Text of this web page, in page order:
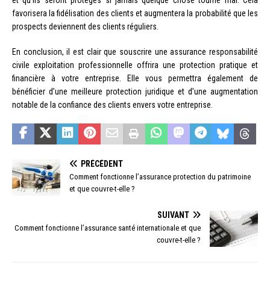
favorisera la fidélisation des clients et augmentera la probabilité que les
prospects deviennent des clients réguliers.
En conclusion, il est clair que souscrire une assurance responsabilité
civile exploitation professionnelle offrira une protection pratique et
financière à votre entreprise. Elle vous permettra également de
bénéficier d’une meilleure protection juridique et d’une augmentation
notable de la confiance des clients envers votre entreprise.
PRÉCÉDENT
Comment fonctionne l’assurance protection du patrimoine
et que couvre-t-elle ?
SUIVANT
Comment fonctionne l’assurance santé internationale et que
couvre-t-elle ?